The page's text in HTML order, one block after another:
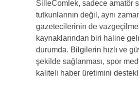
SilleComlek, sadece amatör
tutkunlarının değil, aynı
gazetecilerinin de
kaynaklarından biri haline
durumda. Bilgilerin hızlı ve
şekilde sağlanması, spor
kaliteli haber üretimini